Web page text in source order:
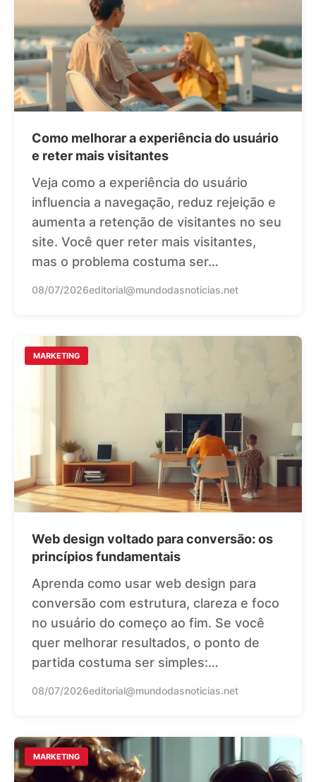
Como melhorar a experiência do usuário
e reter mais visitantes
Veja como a experiência do usuário
influencia a navegação, reduz rejeição e
aumenta a retenção de visitantes no seu
site. Você quer reter mais visitantes,
mas o problema costuma ser…
08/07/2026editorial@mundodasnoticias.net
MARKETING
Web design voltado para conversão: os
princípios fundamentais
Aprenda como usar web design para
conversão com estrutura, clareza e foco
no usuário do começo ao fim. Se você
quer melhorar resultados, o ponto de
partida costuma ser simples:…
08/07/2026editorial@mundodasnoticias.net
MARKETING